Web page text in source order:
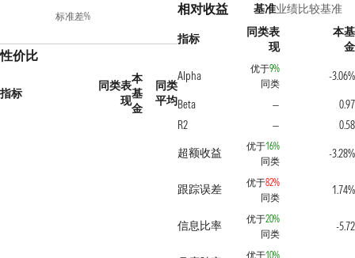
标准差%
性价比
指标
同类表
现
本
基
金
同类
平均
相对收益 基准业绩比较基准
指标
同类表
现
本基
金
Alpha
优于9%
同类
-3.06%
Beta
—
0.97
R2
—
0.58
超额收益
优于16%
同类
-3.28%
跟踪误差 优于82%
同类
1.74%
信息比率 优于20%
同类
-5.72
优于10%